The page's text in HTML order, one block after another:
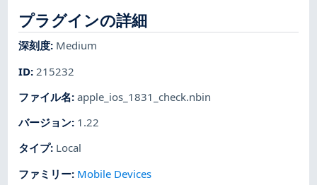
プラグインの詳細
深刻度: Medium
ID: 215232
ファイル名:apple_ios_1831_check.nbin
バージョン: 1.22
タイプ: Local
ファミリー: Mobile Devices